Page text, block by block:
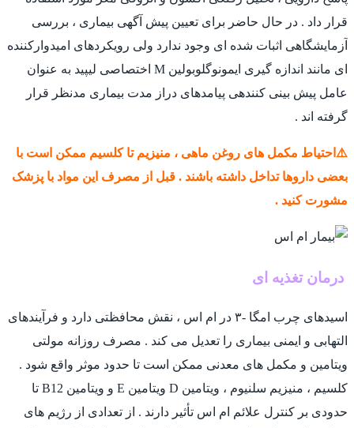
قرار داد . در حال حاضر برای تعیین پیش آگهی بیماری ، بررسی
آزمایشگاهی اثبات شده ای وجود ندارد ولی رویکردهای امیدوارکننده
ای مانند اندازه گیری ایمونوگلوبولین M اختصاصی لیپید به عنوان
عامل پیش بینی کنندهی پیامدهای دراز مدت بیماری مدنظر قرار
گرفته اند .
⚠️احتیاط مکمل های روغن ماهی ، منیزیم تا کلسیم ممکن است با
بعضی داروها تداخل داشته باشند . قبل از مصرف این مواد با پزشک
مشورت کنید .
درمان تغذیه ای
اسیدهای چرب امگا -۳ در ام اس ، نقش محافظتی دارد و فرآیندهای
التهابی و ایمنی بیماری را تعدیل می کند . مصرف روزانه مولتی
ویتامین و مکمل های معدنی ممکن است تا حدود موثر واقع شود .
کلسیم ، منیزیم سلنیوم ، ویتامین D ویتامین E و ویتامین B12 تا
حدودی بر کنترل علائم ام اس تأثیر دارند . از تعدادی از رژیم های